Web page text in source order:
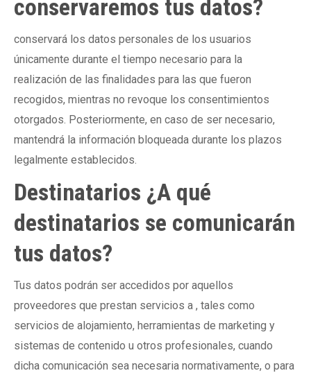
conservaremos tus datos?
conservará los datos personales de los usuarios
únicamente durante el tiempo necesario para la
realización de las finalidades para las que fueron
recogidos, mientras no revoque los consentimientos
otorgados. Posteriormente, en caso de ser necesario,
mantendrá la información bloqueada durante los plazos
legalmente establecidos.
Destinatarios ¿A qué
destinatarios se comunicarán
tus datos?
Tus datos podrán ser accedidos por aquellos
proveedores que prestan servicios a , tales como
servicios de alojamiento, herramientas de marketing y
sistemas de contenido u otros profesionales, cuando
dicha comunicación sea necesaria normativamente, o para